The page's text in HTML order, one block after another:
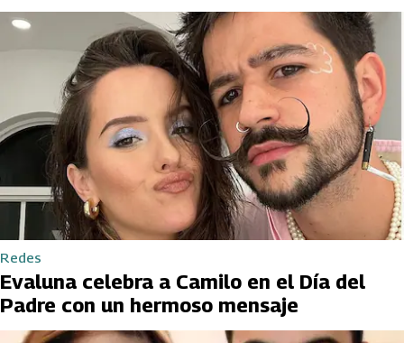
Redes
Evaluna celebra a Camilo en el Día del
Padre con un hermoso mensaje